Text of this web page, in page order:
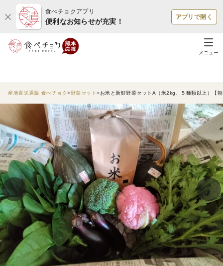
食べチョクアプリ
便利なお知らせが充実！
アプリで開く
メニュー
産地直送通販 食べチョク 野菜セット お米と新鮮野菜セットA（米2kg、５種類以上）【